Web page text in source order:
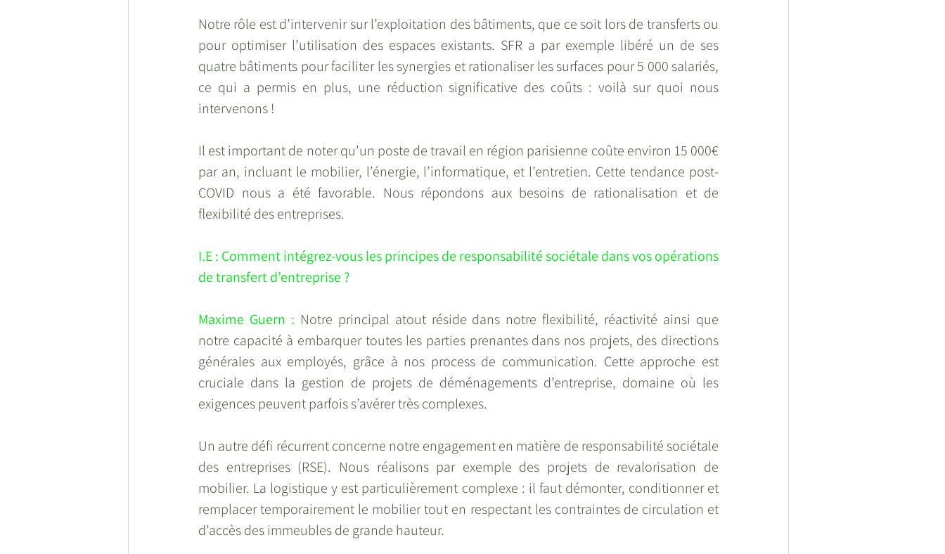
Notre rôle est d’intervenir sur l’exploitation des bâtiments, que ce soit lors de transferts ou
pour optimiser l’utilisation des espaces existants. SFR a par exemple libéré un de ses
quatre bâtiments pour faciliter les synergies et rationaliser les surfaces pour 5 000 salariés,
ce qui a permis en plus, une réduction significative des coûts : voilà sur quoi nous
intervenons !
Il est important de noter qu’un poste de travail en région parisienne coûte environ 15 000€
par an, incluant le mobilier, l’énergie, l’informatique, et l’entretien. Cette tendance post-
COVID nous a été favorable. Nous répondons aux besoins de rationalisation et de
flexibilité des entreprises.
I.E : Comment intégrez-vous les principes de responsabilité sociétale dans vos opérations
de transfert d’entreprise ?
Maxime Guern : Notre principal atout réside dans notre flexibilité, réactivité ainsi que
notre capacité à embarquer toutes les parties prenantes dans nos projets, des directions
générales aux employés, grâce à nos process de communication. Cette approche est
cruciale dans la gestion de projets de déménagements d’entreprise, domaine où les
exigences peuvent parfois s’avérer très complexes.
Un autre défi récurrent concerne notre engagement en matière de responsabilité sociétale
des entreprises (RSE). Nous réalisons par exemple des projets de revalorisation de
mobilier. La logistique y est particulièrement complexe : il faut démonter, conditionner et
remplacer temporairement le mobilier tout en respectant les contraintes de circulation et
d’accès des immeubles de grande hauteur.